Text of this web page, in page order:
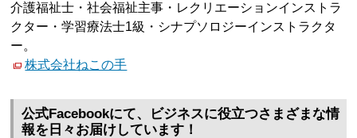
介護福祉士・社会福祉主事・レクリエーションインストラ
クター・学習療法士1級・シナプソロジーインストラクタ
ー。
株式会社ねこの手
公式Facebookにて、ビジネスに役立つさまざまな情
報を日々お届けしています！